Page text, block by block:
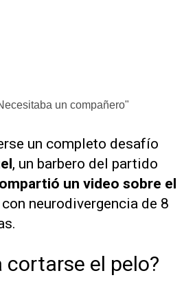
un compañero"
un completo desafío
, un barbero del partido
un video sobre el
con neurodivergencia de 8
cortarse el pelo?